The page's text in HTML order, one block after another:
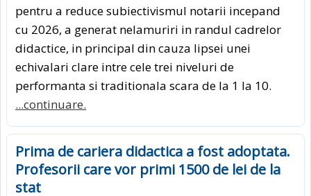
pentru a reduce subiectivismul notarii incepand
cu 2026, a generat nelamuriri in randul cadrelor
didactice, in principal din cauza lipsei unei
echivalari clare intre cele trei niveluri de
performanta si traditionala scara de la 1 la 10.
...continuare.
Prima de cariera didactica a fost adoptata.
Profesorii care vor primi 1500 de lei de la
stat